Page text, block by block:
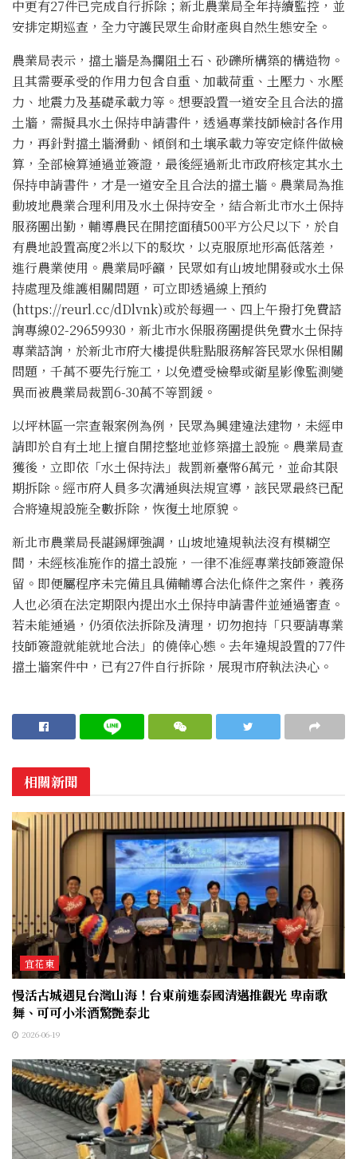
中更有27件已完成自行拆除；新北農業局全年持續監控，並
安排定期巡查，全力守護民眾生命財產與自然生態安全。
農業局表示，擋土牆是為攔阻土石、砂礫所構築的構造物。
且其需要承受的作用力包含自重、加載荷重、土壓力、水壓
力、地震力及基礎承載力等。想要設置一道安全且合法的擋
土牆，需擬具水土保持申請書件，透過專業技師檢討各作用
力，再針對擋土牆滑動、傾倒和土壤承載力等安定條件做檢
算，全部檢算通過並簽證，最後經過新北市政府核定其水土
保持申請書件，才是一道安全且合法的擋土牆。農業局為推
動坡地農業合理利用及水土保持安全，結合新北市水土保持
服務團出勤，輔導農民在開挖面積500平方公尺以下，於自
有農地設置高度2米以下的駁坎，以克服原地形高低落差，
進行農業使用。農業局呼籲，民眾如有山坡地開發或水土保
持處理及維護相關問題，可立即透過線上預約
(https://reurl.cc/dDlvnk)或於每週一、四上午撥打免費諮
詢專線02-29659930，新北市水保服務團提供免費水土保持
專業諮詢，於新北市府大樓提供駐點服務解答民眾水保相關
問題，千萬不要先行施工，以免遭受檢舉或衛星影像監測變
異而被農業局裁罰6-30萬不等罰鍰。
以坪林區一宗查報案例為例，民眾為興建違法建物，未經申
請即於自有土地上擅自開挖整地並修築擋土設施。農業局查
獲後，立即依「水土保持法」裁罰新臺幣6萬元，並命其限
期拆除。經市府人員多次溝通與法規宣導，該民眾最終已配
合將違規設施全數拆除，恢復土地原貌。
新北市農業局長諶錫輝強調，山坡地違規執法沒有模糊空
間，未經核准施作的擋土設施，一律不准經專業技師簽證保
留。即便屬程序未完備且具備輔導合法化條件之案件，義務
人也必須在法定期限內提出水土保持申請書件並通過審查。
若未能通過，仍須依法拆除及清理，切勿抱持「只要請專業
技師簽證就能就地合法」的僥倖心態。去年違規設置的77件
擋土牆案件中，已有27件自行拆除，展現市府執法決心。
相關新聞
宜花東
慢活古城遇見台灣山海！台東前進泰國清邁推觀光 卑南歌
舞、可可小米酒驚艷泰北
2026-06-19